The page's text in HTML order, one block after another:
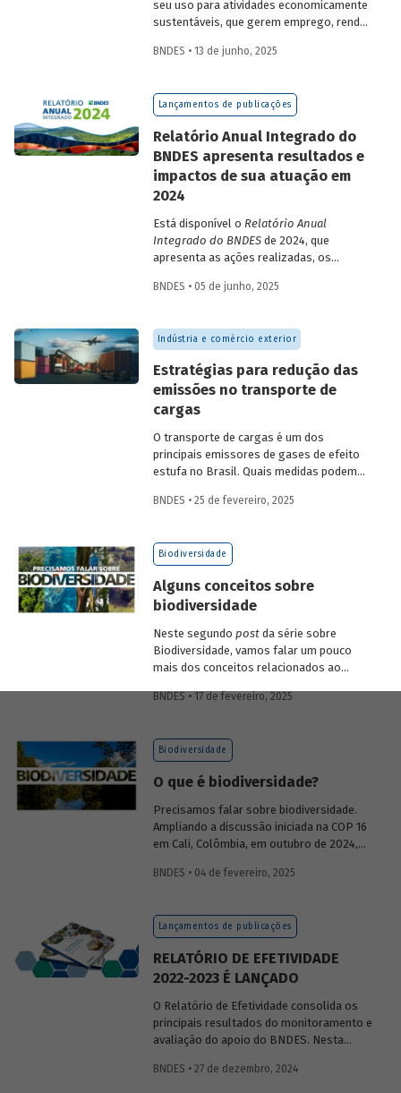
seu uso para atividades economicamente
sustentáveis, que gerem emprego, renda
vive nessas regiões, não são excludentes.
desafio para a gestão e preservação das
florestas e da possibilidade de utilização
privado para viabilizar o desenvolvimento
sustentável nessas regiões.
BNDES • 13 de junho, 2025
Lançamentos de publicações
Relatório Anual Integrado do
BNDES apresenta resultados e
impactos de sua atuação em
2024
Está disponível o Relatório Anual
Integrado do BNDESde 2024, que
apresenta as ações realizadas, os
sua atuação no ano passado. O
contribuiu com a retomada do
crescimento do país, tendo se fortalecido
como grande vetor da
neoindustrialização e do fomento à
inovação, à transição energética, à
economia verde e aos investimentos de
BNDES • 05 de junho, 2025
Indústria e comércio exterior
Estratégias para redução das
emissões no transporte de
cargas
O transporte de cargas é um dos
principais emissores de gases de efeito
estufa no Brasil. Quais medidas podem
ambiental? Confira as estratégias que
BNDES • 25 de fevereiro, 2025
Biodiversidade
Alguns conceitos sobre
biodiversidade
Neste segundo postda série sobre
Biodiversidade, vamos falar um pouco
mais dos conceitos relacionados ao
ecossistêmicos, entre outros.
BNDES • 17 de fevereiro, 2025
Biodiversidade
O que é biodiversidade?
Precisamos falar sobre biodiversidade.
Ampliando a discussão iniciada na COP 16
em Cali, Colômbia, em outubro de 2024,
(anteriormente divulgados sob forma de
os conceitos a ela relacionados, o
contexto atual das discussões sobre o
setores se relacionam com o assunto.
BNDES • 04 de fevereiro, 2025
Lançamentos de publicações
RELATÓRIO DE EFETIVIDADE
2022-2023 É LANÇADO
O Relatório de Efetividade consolida os
principais resultados do monitoramento e
avaliação do apoio do BNDES. Nesta
operacional, as entregas e os impactos
BNDES • 27 de dezembro, 2024